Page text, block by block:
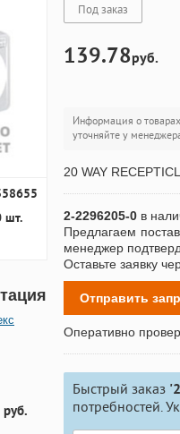
Под заказ
139.78руб.
Информация о
уточняйте у
20 WAY
2-2296205-0 в
Предлагаем
менеджер
Оставьте заявку
Отправить
Оперативно
Быстрый заказ
потребностей.
шт.